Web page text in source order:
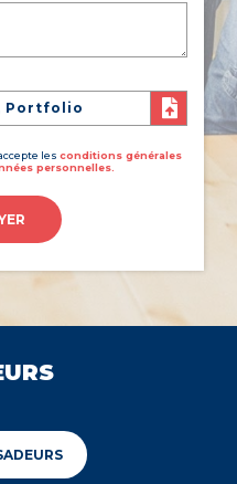
Portfolio
les conditions générales
personnelles.